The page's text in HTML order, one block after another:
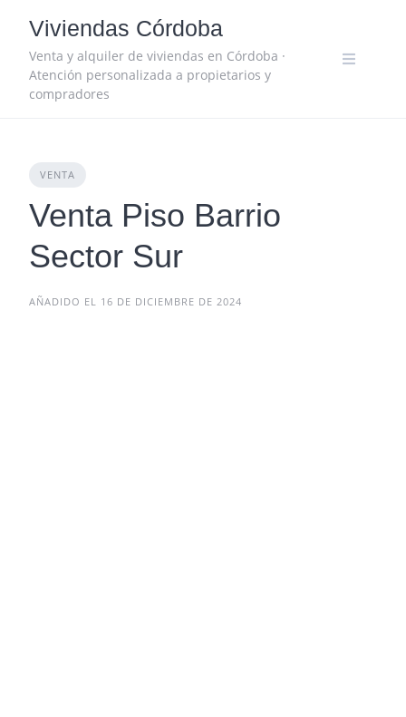
content
Viviendas Córdoba
Venta y alquiler de viviendas en Córdoba ·
Atención personalizada a propietarios y
compradores
VENTA
Venta Piso Barrio
Sector Sur
AÑADIDO EL 16 DE DICIEMBRE DE 2024